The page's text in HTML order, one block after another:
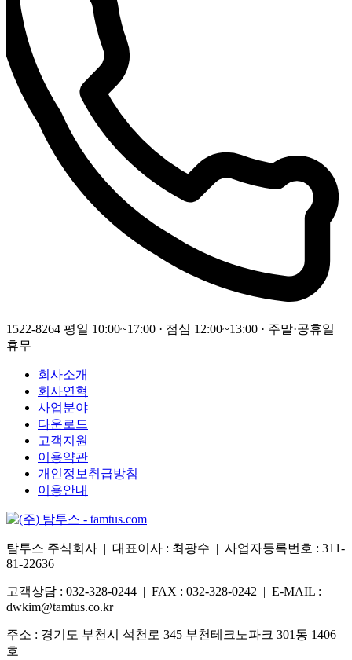
1522-8264 평일 10:00~17:00 · 점심 12:00~13:00 · 주말·공휴일
휴무
회사소개
회사연혁
사업분야
다운로드
고객지원
이용약관
개인정보취급방침
이용안내
탐투스 주식회사 | 대표이사 : 최광수 | 사업자등록번호 : 311-
81-22636
고객상담 : 032-328-0244 | FAX : 032-328-0242 | E-MAIL :
dwkim@tamtus.co.kr
주소 : 경기도 부천시 석천로 345 부천테크노파크 301동 1406
호